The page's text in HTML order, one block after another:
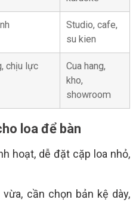
Studio, cafe,
su kien
chịu lực
Cua hang,
kho,
showroom
loa để bàn
hoạt, dễ đặt cặp loa nhỏ,
cần chọn bản kệ dày,